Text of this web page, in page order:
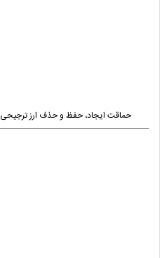
حماقت ایجاد، حفظ و حذف ارز ترجیحی